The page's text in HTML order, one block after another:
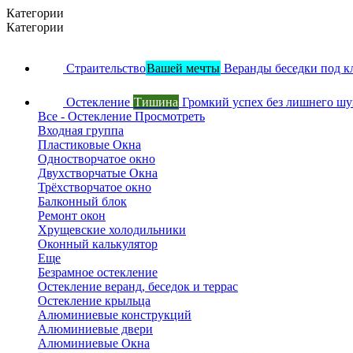
Категории
Категории
СтраительствоВашей мечты Веранды беседки под
Остекление Тишина Громкий успех без лишнего
Все - Остекление Просмотреть
Входная группа
Пластиковые Окна
Одностворчатое окно
Двухстворчатые Окна
Трёхстворчатое окно
Балконный блок
Ремонт окон
Хрущевские холодильники
Оконный калькулятор
Еще
Безрамное остекление
Остекление веранд, беседок и террас
Остекление крыльца
Алюминиевые конструкций
Алюминиевые двери
Алюминиевые Окна